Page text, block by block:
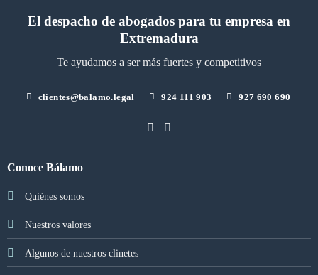
El despacho de abogados para tu empresa en
Extremadura
Te ayudamos a ser más fuertes y competitivos
clientes@balamo.legal 924 111 903 927 690 690
Conoce Bálamo
Quiénes somos
Nuestros valores
Algunos de nuestros clinetes